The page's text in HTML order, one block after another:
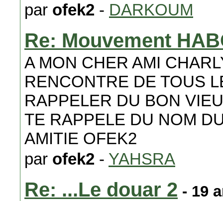
par ofek2 - DARKOUM
Re: Mouvement
A MON CHER AMI
RENCONTRE DE TOUS
RAPPELER DU BON
TE RAPPELE DU NOM
AMITIE OFEK2
par ofek2 - YAHSRA
Re: ...Le douar 2 - 19